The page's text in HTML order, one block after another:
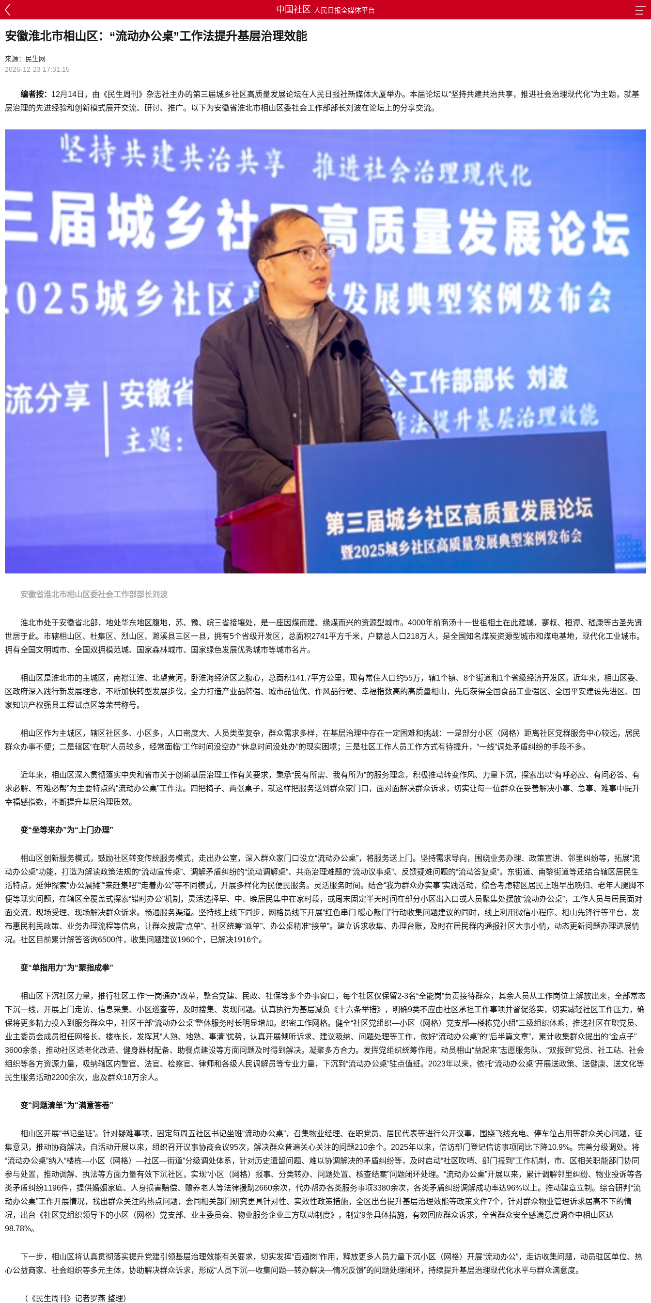
中国社区 人民日报全媒体平台
安徽淮北市相山区：“流动办公桌”工作法提升基层治理效能
来源：民生网
2025-12-23 17:31:15
编者按： 12月14日，由《民生周刊》杂志社主办的第三届城乡社区高质量发展论坛在人民日报社新媒体大厦举办。本届论坛以“坚持共建共治共享，推进社会治理现代化”为主题，就基
层治理的先进经验和创新模式展开交流、研讨、推广。以下为安徽省淮北市相山区委社会工作部部长刘波在论坛上的分享交流。
安徽省淮北市相山区委社会工作部部长刘波
淮北市处于安徽省北部，地处华东地区腹地，苏、豫、皖三省接壤处，是一座因煤而建、缘煤而兴的资源型城市。4000年前商汤十一世祖相土在此建城，蹇叔、桓谭、嵇康等古圣先贤
世居于此。市辖相山区、杜集区、烈山区、濉溪县三区一县，拥有5个省级开发区，总面积2741平方千米，户籍总人口218万人，是全国知名煤炭资源型城市和煤电基地，现代化工业城市。
拥有全国文明城市、全国双拥模范城、国家森林城市、国家绿色发展优秀城市等城市名片。
相山区是淮北市的主城区，南襟江淮、北望黄河，卧淮海经济区之腹心，总面积141.7平方公里，现有常住人口约55万，辖1个镇、8个街道和1个省级经济开发区。近年来，相山区委、
区政府深入践行新发展理念，不断加快转型发展步伐，全力打造产业品牌强、城市品位优、作风品行硬、幸福指数高的高质量相山，先后获得全国食品工业强区、全国平安建设先进区、国
家知识产权强县工程试点区等荣誉称号。
相山区作为主城区，辖区社区多、小区多，人口密度大、人员类型复杂，群众需求多样，在基层治理中存在一定困难和挑战：一是部分小区（网格）距离社区党群服务中心较远，居民
群众办事不便；二是辖区“在职”人员较多，经常面临“工作时间没空办”“休息时间没处办”的现实困境；三是社区工作人员工作方式有待提升，“一线”调处矛盾纠纷的手段不多。
近年来，相山区深入贯彻落实中央和省市关于创新基层治理工作有关要求，秉承“民有所需、我有所为”的服务理念，积极推动转变作风、力量下沉，探索出以“有呼必应、有问必答、有
求必解、有难必帮”为主要特点的“流动办公桌”工作法。四把椅子、两张桌子，就这样把服务送到群众家门口，面对面解决群众诉求，切实让每一位群众在妥善解决小事、急事、难事中提升
幸福感指数，不断提升基层治理质效。
变“坐等来办”为“上门办理”
相山区创新服务模式，鼓励社区转变传统服务模式，走出办公室，深入群众家门口设立“流动办公桌”，将服务送上门。坚持需求导向，围绕业务办理、政策宣讲、邻里纠纷等，拓展“流
动办公桌”功能，打造为解读政策法规的“流动宣传桌”、调解矛盾纠纷的“流动调解桌”、共商治理难题的“流动议事桌”、反馈疑难问题的“流动答复桌”。东街道、南黎街道等还结合辖区居民生
活特点，延伸探索“办公晨摊”“来赶集吧”“走着办公”等不同模式，开展多样化为民便民服务。灵活服务时间。结合“我为群众办实事”实践活动，综合考虑辖区居民上班早出晚归、老年人腿脚不
便等现实问题，在辖区全覆盖式探索“错时办公”机制，灵活选择早、中、晚居民集中在家时段，或周末固定半天时间在部分小区出入口或人员聚集处摆放“流动办公桌”，工作人员与居民面对
面交流，现场受理、现场解决群众诉求。畅通服务渠道。坚持线上线下同步，网格员线下开展“红色串门 暖心敲门”行动收集问题建议的同时，线上利用微信小程序、相山先锋行等平台，发
布惠民利民政策、业务办理流程等信息，让群众按需“点单”、社区统筹“派单”、办公桌精准“接单”。建立诉求收集、办理台账，及时在居民群内通报社区大事小情，动态更新问题办理进展情
况。社区目前累计解答咨询6500件，收集问题建议1960个，已解决1916个。
变“单指用力”为“聚指成拳”
相山区下沉社区力量，推行社区工作“一岗通办”改革，整合党建、民政、社保等多个办事窗口，每个社区仅保留2-3名“全能岗”负责接待群众，其余人员从工作岗位上解放出来，全部常态
下沉一线，开展上门走访、信息采集、小区巡查等，及时搜集、发现问题。认真执行为基层减负《十六条举措》，明确9类不应由社区承担工作事项并督促落实，切实减轻社区工作压力，确
保将更多精力投入到服务群众中，社区干部“流动办公桌”整体服务时长明显增加。织密工作网格。健全“社区党组织—小区（网格）党支部—楼栋党小组”三级组织体系，推选社区在职党员、
业主委员会成员担任网格长、楼栋长，发挥其“人熟、地熟、事清”优势，认真开展倾听诉求、建议吸纳、问题处理等工作，做好“流动办公桌”的“后半篇文章”，累计收集群众提出的“金点子”
3600余条，推动社区适老化改造、健身器材配备、助餐点建设等方面问题及时得到解决。凝聚多方合力。发挥党组织统筹作用，动员相山“益起来”志愿服务队、“双报到”党员、社工站、社会
组织等各方资源力量，吸纳辖区内警官、法官、检察官、律师和各级人民调解员等专业力量，下沉到“流动办公桌”驻点值班。2023年以来，依托“流动办公桌”开展送政策、送健康、送文化等
民生服务活动2200余次，惠及群众18万余人。
变“问题清单”为“满意答卷”
相山区开展“书记坐班”。针对疑难事项，固定每周五社区书记坐班“流动办公桌”，召集物业经理、在职党员、居民代表等进行公开议事，围绕飞线充电、停车位占用等群众关心问题，征
集意见，推动协商解决。自活动开展以来，组织召开议事协商会议95次，解决群众普遍关心关注的问题210余个。2025年以来，信访部门登记信访事项同比下降10.9%。完善分级调处。将
“流动办公桌”纳入“楼栋—小区（网格）—社区—街道”分级调处体系，针对历史遗留问题、难以协调解决的矛盾纠纷等，及时启动“社区吹哨、部门报到”工作机制，市、区相关职能部门协同
参与处置，推动调解、执法等方面力量有效下沉社区，实现“小区（网格）报事、分类转办、问题处置、核查结案”问题闭环处理。“流动办公桌”开展以来，累计调解邻里纠纷、物业投诉等各
类矛盾纠纷1196件，提供婚姻家庭、人身损害赔偿、赡养老人等法律援助2660余次，代办帮办各类服务事项3380余次，各类矛盾纠纷调解成功率达96%以上。推动建章立制。综合研判“流
动办公桌”工作开展情况，找出群众关注的热点问题，会同相关部门研究更具针对性、实效性政策措施，全区出台提升基层治理效能等政策文件7个，针对群众物业管理诉求居高不下的情
况，出台《社区党组织领导下的小区（网格）党支部、业主委员会、物业服务企业三方联动制度》，制定9条具体措施，有效回应群众诉求，全省群众安全感满意度调查中相山区达
98.78%。
下一步，相山区将认真贯彻落实提升党建引领基层治理效能有关要求，切实发挥“百通岗”作用，释放更多人员力量下沉小区（网格）开展“流动办公”，走访收集问题，动员驻区单位、热
心公益商家、社会组织等多元主体，协助解决群众诉求，形成“人员下沉—收集问题—转办解决—情况反馈”的问题处理闭环，持续提升基层治理现代化水平与群众满意度。
（《民生周刊》记者罗燕 整理）